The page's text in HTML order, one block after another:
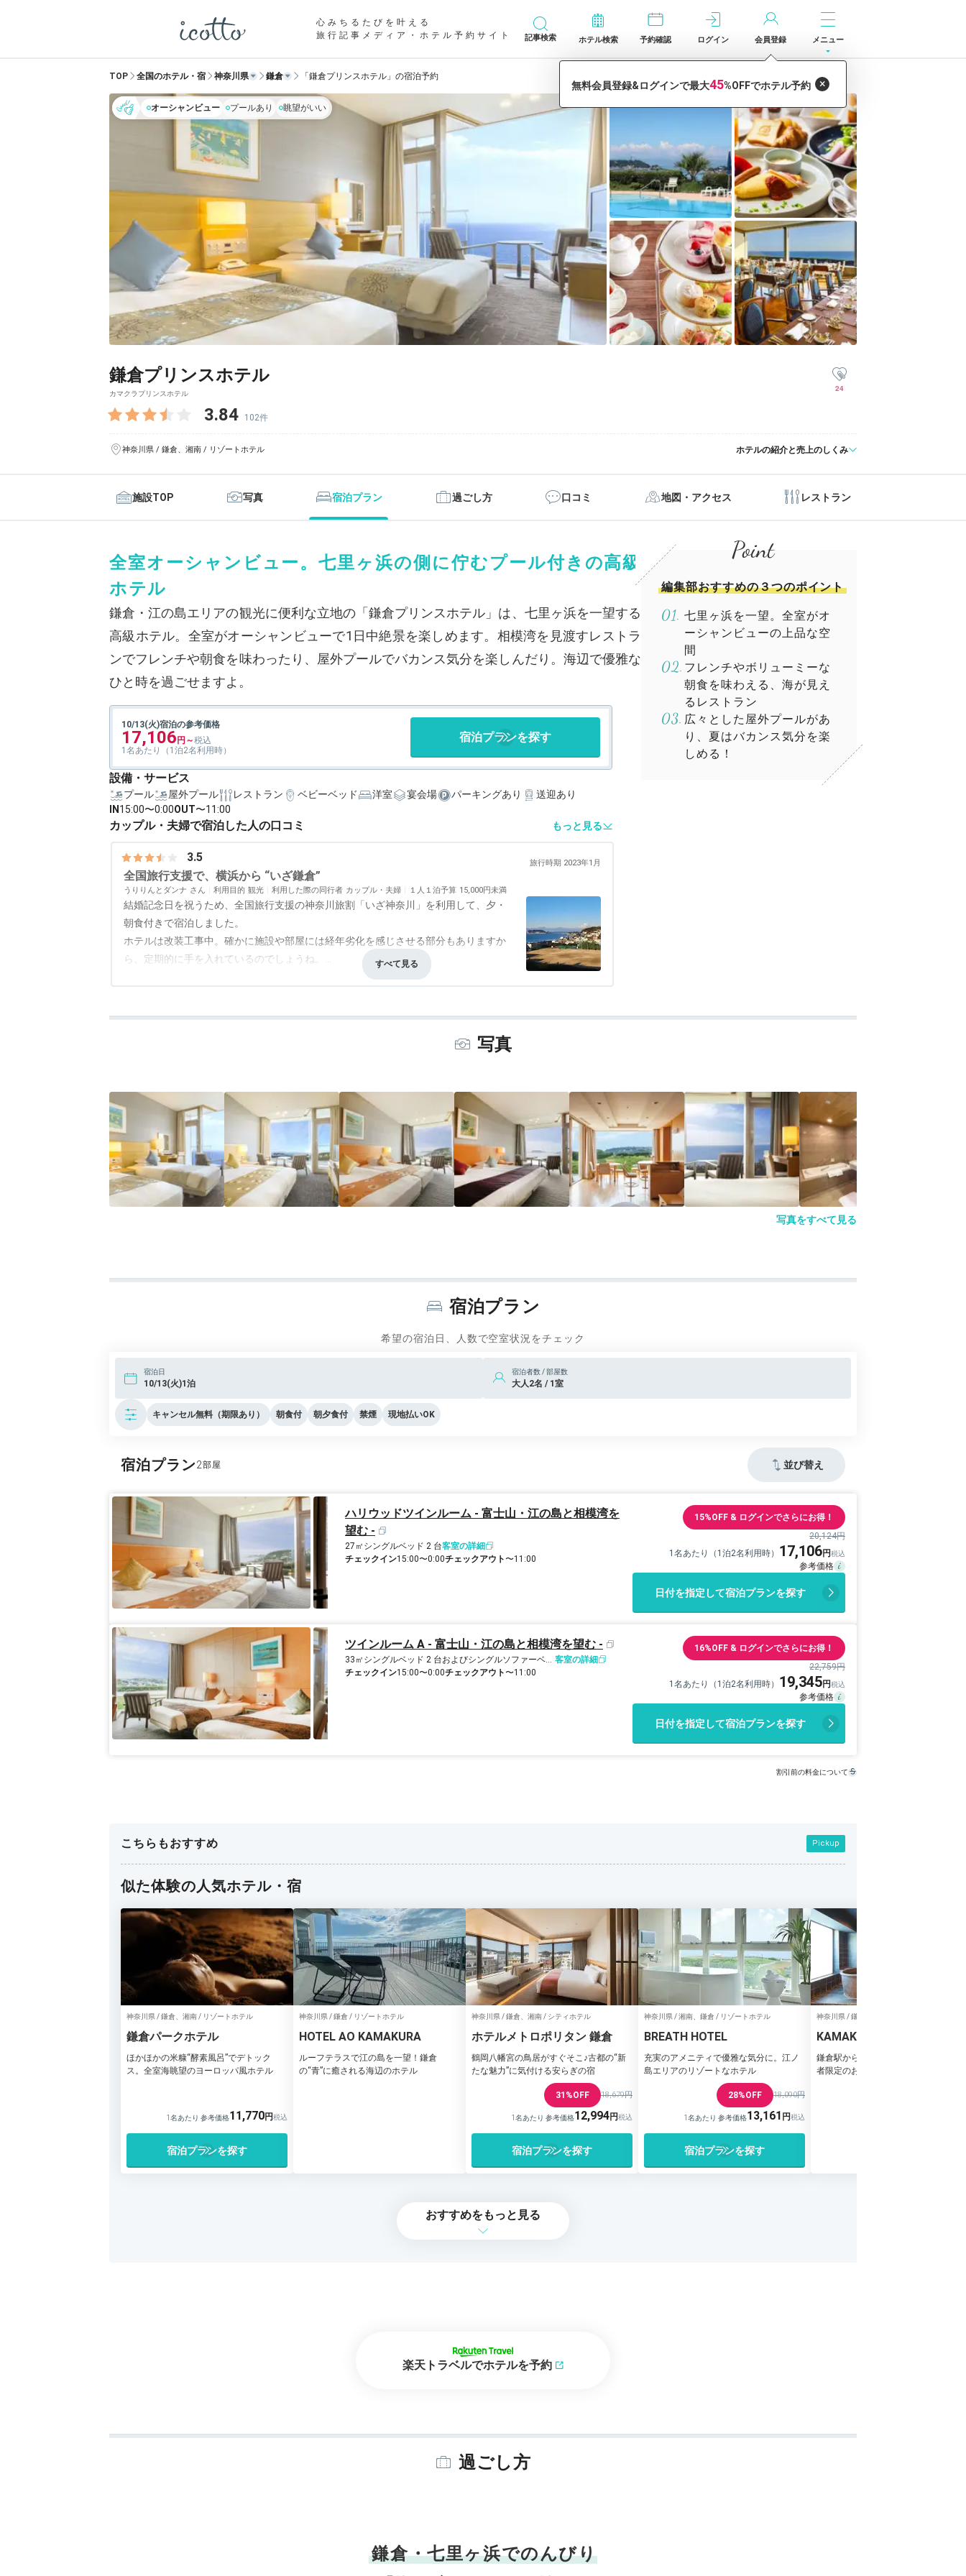
心みちるたびを叶える
旅行記事メディア・ホテル予約サイト
記事検索 ホテル検索 予約確認 ログイン 会員登録 メニュー
TOP 全国のホテル・宿 神奈川県 鎌倉 「鎌倉プリンスホテル」の宿泊予約
オーシャンビュー プールあり 眺望がいい
鎌倉プリンスホテル
カマクラプリンスホテル
3.84 102件
24
神奈川県 / 鎌倉、湘南 / リゾートホテル ホテルの紹介と売上のしくみ
施設TOP 写真 宿泊プラン 過ごし方 口コミ 地図・アクセス レストラン
全室オーシャンビュー。七里ヶ浜の側に佇むプール付きの高級
ホテル
鎌倉・江の島エリアの観光に便利な立地の「鎌倉プリンスホテル」は、七里ヶ浜を一望する
高級ホテル。全室がオーシャンビューで1日中絶景を楽しめます。相模湾を見渡すレストラ
ンでフレンチや朝食を味わったり、屋外プールでバカンス気分を楽しんだり。海辺で優雅な
ひと時を過ごせますよ。
10/13(火)宿泊の参考価格
17,106
1名あたり（1泊2名利用時）
宿泊プランを探す
設備・サービス
プール 屋外プール レストラン ベビーベッド 洋室 宴会場 パーキングあり
送迎あり
IN 15:00〜0:00OUT〜11:00
カップル・夫婦で宿泊した人の口コミ もっと見る
3.5 旅行時期 2023年1月
全国旅行支援で、横浜から “いざ鎌倉”
うりりんとダンナ 利用目的 観光 利用した際の同行者 カップル・夫婦 １人１泊予算 15,000円未満
結婚記念日を祝うため、全国旅行支援の神奈川旅割「いざ神奈川」を利用して、夕・
朝食付きで宿泊しました。
ホテルは改装工事中。確かに施設や部屋には経年劣化を感じさせる部分もありますか
ら、定期的に手を入れているのでしょうね。
相当長い時間待ってから届いたのはワインクーラーに入れられた白ワイン。同じ名前
美しく飾られた「魚介のカルパッチョ」に続いて、スープは「ボルシチ風ブイヨンス
ープ」と「さつまいものポタージュ」から選びます。ポタージュの方はかなり甘みの
あるスープでしたが、届けられた時にはかなり冷めていて残念。
「真鯛のポワレ」は“昆布の香り”という名前でしたが、それが生臭さに感じてしまいま
した。
「牛ロース肉のソテー」は一つを500円増しで「ヒレ肉」にかえてもらいましたが、こ
だきました。
朝食はサラダプレートが先に届けられて、後から玉子焼きなどのプレートが届きま
良いホテルだと朝食のパンもすごく美味しいことを期待してしまうのですが、ディナ
ー時のバケットとバターロールの方が好みでした。
ヨーグルトは横浜に工場もあるタカナシ乳業のカップ入りヨーグルトでしたが、これ
は地元企業の応援とコロナ禍の衛生上のことを考えてなのかもしれませんが、ホテル
土産を購入した後、駐車場に車を置いたまま徒歩で七里が浜・稲村ケ崎周辺を散策し
て、午後にホテルに戻ってきました。高台にあるホテルロビーまで、バンケットホー
ルから入って斜行エレベーターで上がれるのは便利ですね。
全体としての満足度は3.8ぐらい。また機会を見つけて利用させていただきたいと思い
ます。
3.5 バリアフリー評価なし
編集部おすすめの３つのポイント
七里ヶ浜を一望。全室がオ
ーシャンビューの上品な空
間
フレンチやボリューミーな
朝食を味わえる、海が見え
るレストラン
広々とした屋外プールがあ
り、夏はバカンス気分を楽
しめる！
写真
写真をすべて見る
宿泊プラン
希望の宿泊日、人数で空室状況をチェック
宿泊日
10/13(火)1泊
宿泊者数 / 部屋数
大人2名 / 1室
キャンセル無料（期限あり） 朝食付 朝夕食付 禁煙 現地払いOK
宿泊プラン2 並び替え
ハリウッドツインルーム - 富士山・江の島と相模湾を
望む -
27㎡ シングルベッド 2 台客室の詳細
チェックイン15:00〜0:00チェックアウト〜11:00
15%OFF & ログインでさらにお得！
20,124円
1名あたり（1泊2名利用時） 17,106
日付を指定して宿泊プランを探す
ツインルーム A - 富士山・江の島と相模湾を望む -
33㎡ シングルベッド 2 台およびシングルソファーベッド 1 台 客室の詳細
チェックイン15:00〜0:00チェックアウト〜11:00
16%OFF & ログインでさらにお得！
22,759円
1名あたり（1泊2名利用時） 19,345
日付を指定して宿泊プランを探す
割引前の料金について
こちらもおすすめ Pickup
似た体験の人気ホテル・宿
神奈川県 / 鎌倉、湘南 / リゾートホテル
鎌倉パークホテル
ほかほかの米糠“酵素風呂”でデトック
ス。全室海眺望のヨーロッパ風ホテル
1名あたり 参考価格11,770
宿泊プランを探す
神奈川県 / 鎌倉 / リゾートホテル
HOTEL AO KAMAKURA
ルーフテラスで江の島を一望！鎌倉
の“青”に癒される海辺のホテル
神奈川県 / 鎌倉、湘南 / シティホテル
ホテルメトロポリタン 鎌倉
鶴岡八幡宮の鳥居がすぐそこ♪古都の“新
たな魅力”に気付ける安らぎの宿
31%OFF 18,679円
1名あたり 参考価格12,994
宿泊プランを探す
神奈川県 / 湘南、鎌倉 / リゾートホテル
BREATH HOTEL
充実のアメニティで優雅な気分に。江ノ
島エリアのリゾートなホテル
28%OFF 18,090円
1名あたり 参考価格13,161
宿泊プランを探す
神奈川県 / 鎌倉、湘南 / ビジネスホテル
KAMAKURA HOTEL
鎌倉駅からほど近い全16室。客室と
者限定のお茶のサウナで整うホテル
おすすめをもっと見る
楽天トラベルでホテルを予約
過ごし方
鎌倉・七里ヶ浜でのんびり